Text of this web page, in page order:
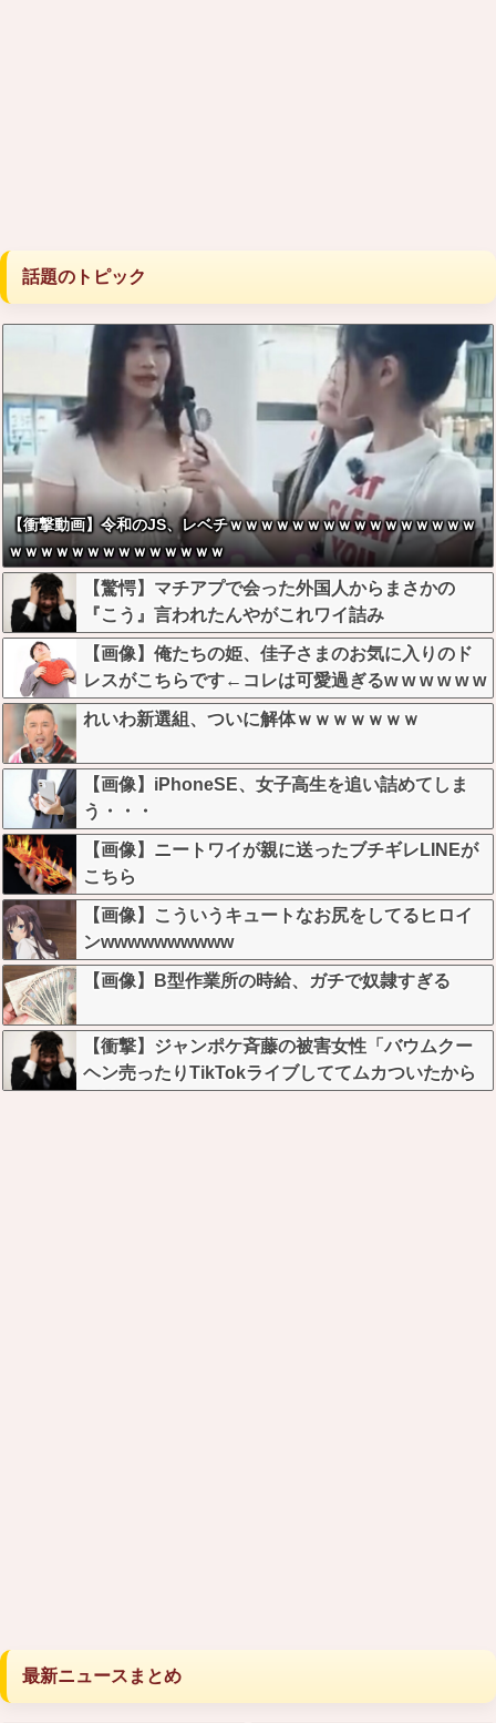
話題のトピック
【衝撃動画】令和のJS、レベチｗｗｗｗｗｗｗｗｗｗｗｗｗｗｗｗ
ｗｗｗｗｗｗｗｗｗｗｗｗｗｗ
【驚愕】マチアプで会った外国人からまさかの
『こう』言われたんやがこれワイ詰み
か？？？？？？？
【画像】俺たちの姫、佳子さまのお気に入りのド
レスがこちらです←コレは可愛過ぎるw w w w w w
w w
れいわ新選組、ついに解体ｗｗｗｗｗｗｗ
【画像】iPhoneSE、女子高生を追い詰めてしま
う・・・
【画像】ニートワイが親に送ったブチギレLINEが
こちら
【画像】こういうキュートなお尻をしてるヒロイ
ンwwwwwwwwww
【画像】B型作業所の時給、ガチで奴隷すぎる
【衝撃】ジャンポケ斉藤の被害女性「バウムクー
ヘン売ったりTikTokライブしててムカついたから
最新ニュースまとめ